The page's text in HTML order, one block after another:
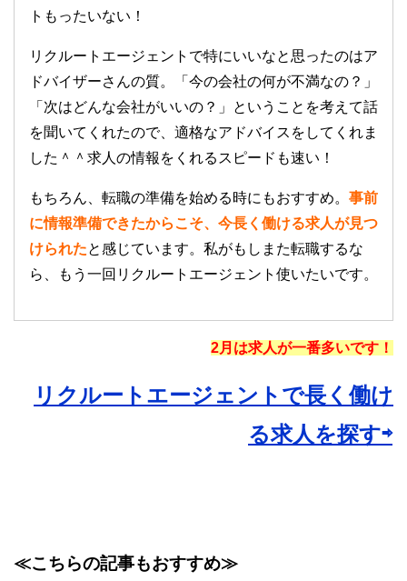
トもったいない！
リクルートエージェントで特にいいなと思ったのはア
ドバイザーさんの質。「今の会社の何が不満なの？」
「次はどんな会社がいいの？」ということを考えて話
を聞いてくれたので、適格なアドバイスをしてくれま
した＾＾求人の情報をくれるスピードも速い！
もちろん、転職の準備を始める時にもおすすめ。 事前
に情報準備できたからこそ、今長く働ける求人が見つ
けられたと感じています。私がもしまた転職するな
ら、もう一回リクルートエージェント使いたいです。
2月は求人が一番多いです！
リクルートエージェントで長く働け
る求人を探す⇨
≪こちらの記事もおすすめ≫